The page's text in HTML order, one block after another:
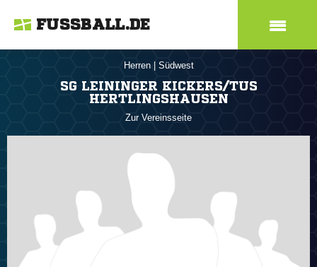
FUSSBALL.DE
Herren Südwest
SG LEININGER KICKERS/TUS
HERTLINGSHAUSEN
Zur Vereinsseite